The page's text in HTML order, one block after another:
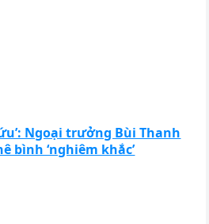
Ngoại trưởng Bùi Thanh
bình ‘nghiêm khắc’